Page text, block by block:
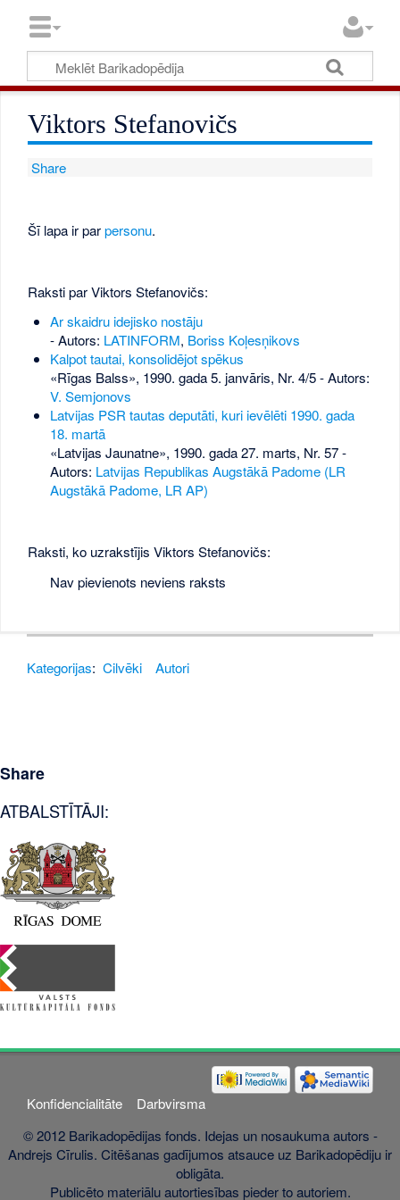
Viktors Stefanovičs
Share
Šī lapa ir parpersonu.
Raksti par Viktors Stefanovičs:
Ar skaidru idejisko nostāju
- Autors: LATINFORM, Boriss Koļesņikovs
Kalpot tautai, konsolidējot spēkus
«Rīgas Balss», 1990. gada 5. janvāris, Nr. 4/5- Autors:
V. Semjonovs
Latvijas PSR tautas deputāti, kuri ievēlēti 1990. gada
18. martā
«Latvijas Jaunatne», 1990. gada 27. marts, Nr. 57-
Autors: Latvijas Republikas Augstākā Padome (LR
Augstākā Padome, LR AP)
Raksti, ko uzrakstījis Viktors Stefanovičs:
Nav pievienots neviens raksts
Kategorijas: Cilvēki Autori
Share
ATBALSTĪTĀJI:
Konfidencialitāte
Darbvirsma
© 2012 Barikadopēdijas fonds. Idejas un nosaukuma autors -
Andrejs Cīrulis. Citēšanas gadījumos atsauce uz Barikadopēdiju ir
obligāta.
Publicēto materiālu autortiesības pieder to autoriem.